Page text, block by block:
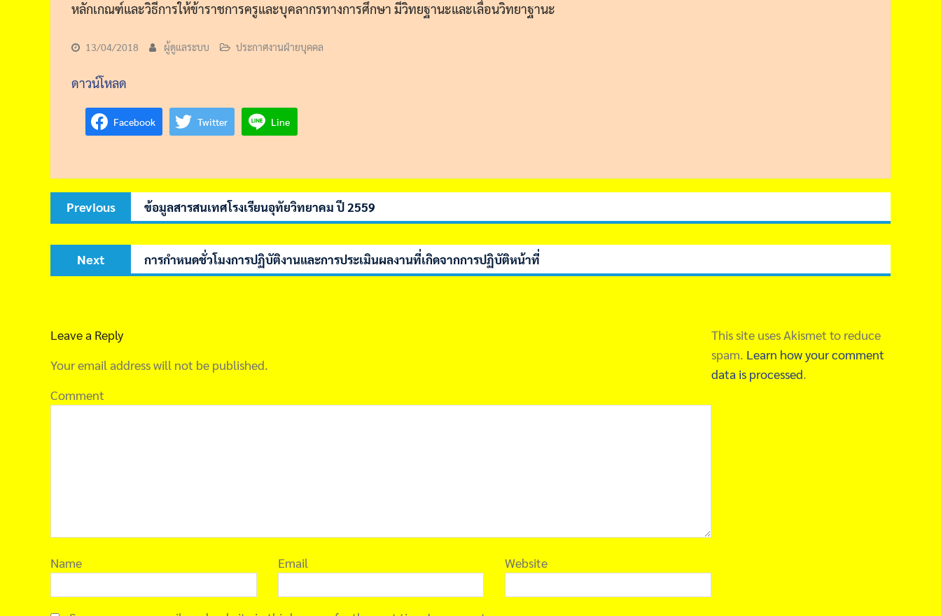
หลักเกณฑ์และวิธีการให้ข้าราชการครูและบุคลากรทางการศึกษา มีวิทยฐานะและเลื่อนวิทยาฐานะ
13/04/2018 ผู้ดูแลระบบ ประกาศงานฝ่ายบุคคล
ดาวน์โหลด
Facebook Twitter Line
Post
navigation
Previous
Previous
post:
ข้อมูลสารสนเทศโรงเรียนอุทัยวิทยาคม ปี 2559
Next
post:
การกำหนดชั่วโมงการปฏิบัติงานและการประเมินผลงานที่เกิดจากการปฏิบัติหน้าที่
Leave a Reply
Your email address will not be published.
Comment
Name Email Website
This site uses Akismet to reduce
spam. Learn how your comment
data is processed.